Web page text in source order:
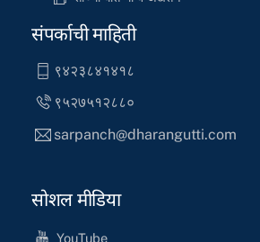
संपर्काची माहिती
९४२३८४१४१८
९५२७५१२८८०
sarpanch@dharangutti.com
सोशल मीडिया
YouTube